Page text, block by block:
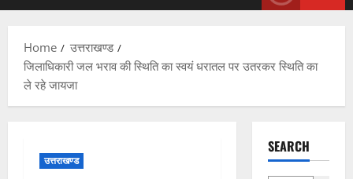
Home
उत्तराखण्ड
जिलाधिकारी जल भराव की स्थिति का स्वयं धरातल पर उतरकर स्थिति का
ले रहे जायजा
उत्तराखण्ड
SEARCH